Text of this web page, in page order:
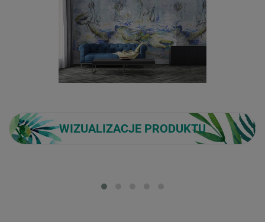
WIZUALIZACJE PRODUKTU